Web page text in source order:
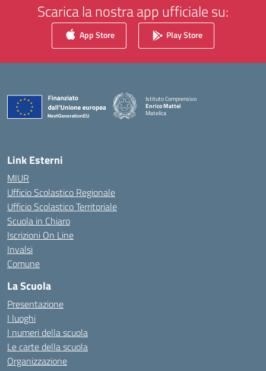
Scarica la nostra app ufficiale su:
App Store Play Store
Istituto Comprensivo
Enrico Mattei
Matelica
Link Esterni
MIUR
Ufficio Scolastico Regionale
Ufficio Scolastico Territoriale
Scuola in Chiaro
Iscrizioni On Line
Invalsi
Comune
La Scuola
Presentazione
I luoghi
I numeri della scuola
Le carte della scuola
Organizzazione